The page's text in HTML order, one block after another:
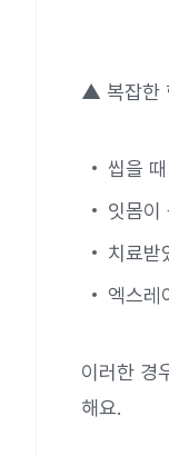
▲ 복잡한
씹을
잇몸이
치료받
엑스레
이러한 경
해요.